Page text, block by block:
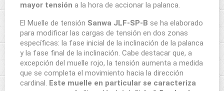
mayor tensión a la hora de accionar la palanca.
El Muelle de tensión Sanwa JLF-SP-B se ha elaborado
para modificar las cargas de tensión en dos zonas
específicas: la fase inicial de la inclinación de la palanca
y la fase final de la inclinación. Cabe destacar que, a
excepción del muelle rojo, la tensión aumenta a medida
que se completa el movimiento hacia la dirección
cardinal. Este muelle en particular se caracteriza